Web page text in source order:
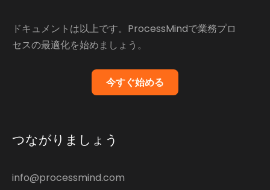
ドキュメントは以上です。ProcessMindで業務プロ
セスの最適化を始めましょう。
今すぐ始める
つながりましょう
info@processmind.com